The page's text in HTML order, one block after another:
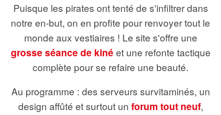
Puisque les pirates ont tenté de s'infiltrer dans
notre en-but, on en profite pour renvoyer tout le
monde aux vestiaires ! Le site s'offre une
grosse séance de kiné et une refonte tactique
complète pour se refaire une beauté.
Au programme : des serveurs survitaminés, un
design affûté et surtout un forum tout neuf,